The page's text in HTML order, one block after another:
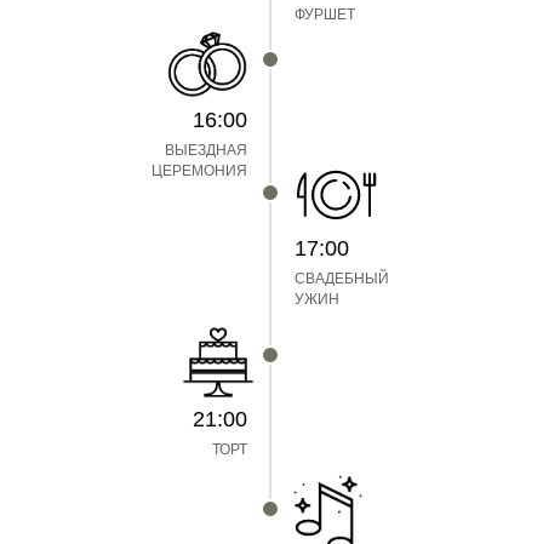
ФУРШЕТ
ВЫЕЗДНАЯ
ЦЕРЕМОНИЯ
16:00
17:00
СВАДЕБНЫЙ
УЖИН
ТОРТ
21:00